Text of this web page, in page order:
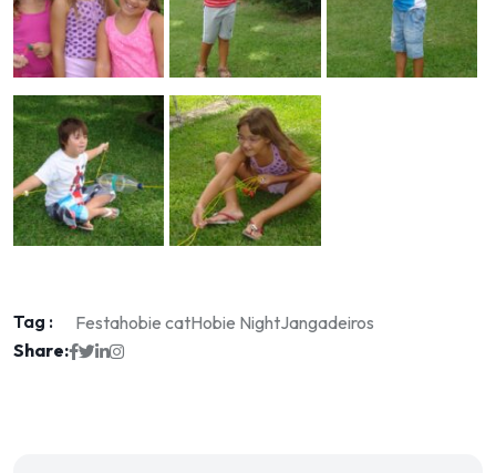
Tag : Festahobie catHobie NightJangadeiros
Share: